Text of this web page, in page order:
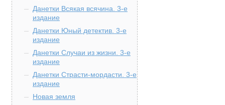
Данетки Всякая всячина. 3-е
издание
Данетки Юный детектив. 3-е
издание
Данетки Случаи из жизни. 3-е
издание
Данетки Страсти-мордасти. 3-е
издание
Новая земля